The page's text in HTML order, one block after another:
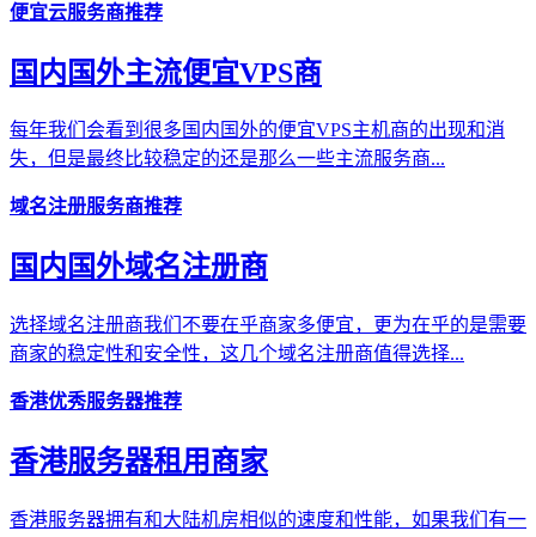
便宜云服务商推荐
国内国外主流便宜VPS商
每年我们会看到很多国内国外的便宜VPS主机商的出现和消
失，但是最终比较稳定的还是那么一些主流服务商...
域名注册服务商推荐
国内国外域名注册商
选择域名注册商我们不要在乎商家多便宜，更为在乎的是需要
商家的稳定性和安全性，这几个域名注册商值得选择...
香港优秀服务器推荐
香港服务器租用商家
香港服务器拥有和大陆机房相似的速度和性能，如果我们有一